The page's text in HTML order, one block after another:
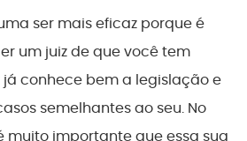
ser mais eficaz porque é
um juiz de que você tem
já conhece bem a legislação e
semelhantes ao seu. No
muito importante que essa sua